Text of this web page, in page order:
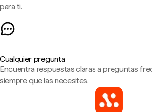
para ti.
Cualquier pregunta
Encuentra respuestas claras a preguntas
siempre que las necesites.